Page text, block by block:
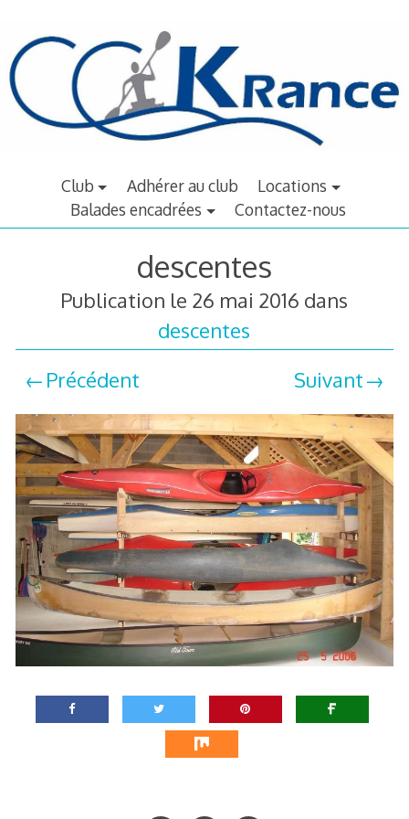
contenu
principal
Club Adhérer au club
Locations
Balades encadrées
Contactez-nous
descentes
Publication le 26 mai 2016 dans
descentes
Précédent
Suivant